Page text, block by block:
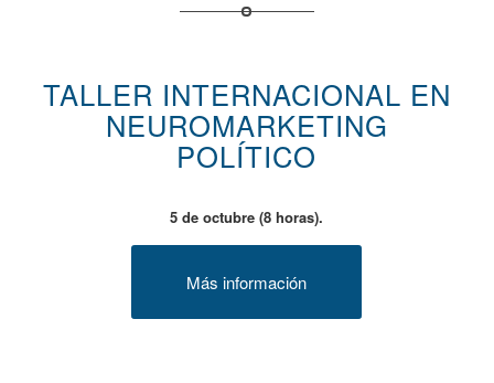
TALLER INTERNACIONAL EN
NEUROMARKETING
POLÍTICO
5 de octubre (8 horas).
Más información